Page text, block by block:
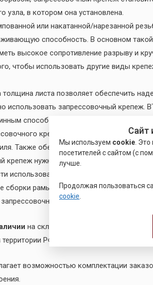
узла, в котором она установлена.
или накатанной/нарезанной
способность. В основном такой
высокое сопротивление разрыву и
чтобы использовать другие виды
толщина листа позволяет обеспечить
использовать запрессовочный
способом и исключать обычный
крепежа позволяет уменьшить
Также обеспечивается
крепеж нужно использовать в тех
использовать обычные гайки и
сборки рамы, шкафа или другого изделия
крепеж, который
на складе в Санкт-Петербурге,
территории РФ. Гарантия качества от
возможностью комплектации
Сайт
Мы используем cookie .
посетителей с сайтом (с
лучше.
Продолжая пользоваться
cookie